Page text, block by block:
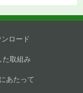
ロード
た取組み
あたって